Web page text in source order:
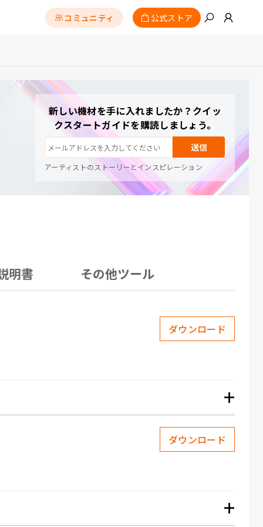
コミュニティ 公式ストア
新しい機材を手に入れましたか？クイッ
クスタートガイドを購読しましょう。
送信
購読解除：いつでもワンクリック
描画チュートリアル
ヒントとトラブルシューティング
新製品情報と特別オファー
アーティストのストーリーとインスピレーション
月1〜2通、スパムはなし
メールはリクエストした内容の送信にのみ使用されます
購読解除：いつでもワンクリック
明書 その他ツール
ダウンロード
+
ダウンロード
+